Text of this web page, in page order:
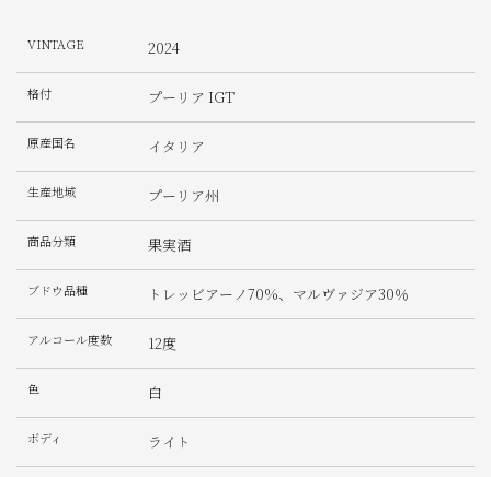
VINTAGE 2024
格付 プーリア IGT
原産国名 イタリア
生産地域 プーリア州
商品分類 果実酒
ブドウ品種 トレッビアーノ70%、マルヴァジア30％
アルコール度数 12度
色 白
ボディ ライト